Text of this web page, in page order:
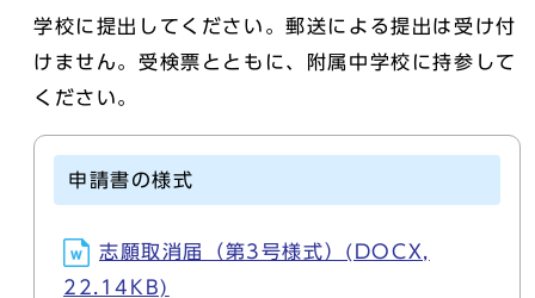
学校に提出してください。郵送による提出は受け付
けません。受検票とともに、附属中学校に持参して
ください。
申請書の様式
志願取消届（第3号様式）(DOCX,
22.14KB)